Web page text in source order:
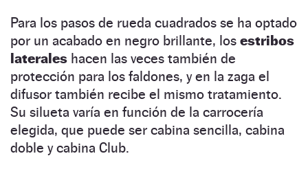
Para los pasos de rueda cuadrados se ha optado
por un acabado en negro brillante, los estribos
laterales hacen las veces también de
protección para los faldones, y en la zaga el
difusor también recibe el mismo tratamiento.
Su silueta varía en función de la carrocería
elegida, que puede ser cabina sencilla, cabina
doble y cabina Club.